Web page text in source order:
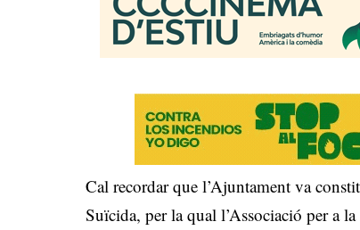
Cal recordar que l’Ajuntament va
Suïcida, per la qual l’Associació per a